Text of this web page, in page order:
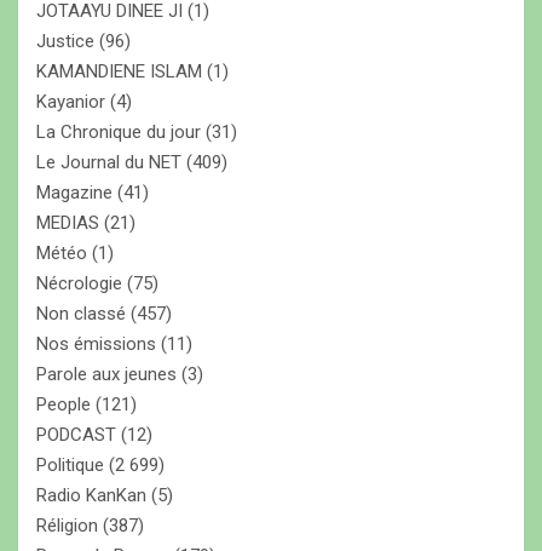
JOTAAYU DINEE JI (1)
Justice (96)
KAMANDIENE ISLAM (1)
Kayanior (4)
La Chronique du jour (31)
Le Journal du NET (409)
Magazine (41)
MEDIAS (21)
Météo (1)
Nécrologie (75)
Non classé (457)
Nos émissions (11)
Parole aux jeunes (3)
People (121)
PODCAST (12)
Politique (2 699)
Radio KanKan (5)
Réligion (387)